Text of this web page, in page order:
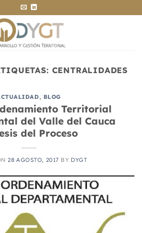
CENTRALIDADES
, BLOG
Territorial
del Valle del Cauca
del Proceso
28 AGOSTO, 2017 BY DYGT